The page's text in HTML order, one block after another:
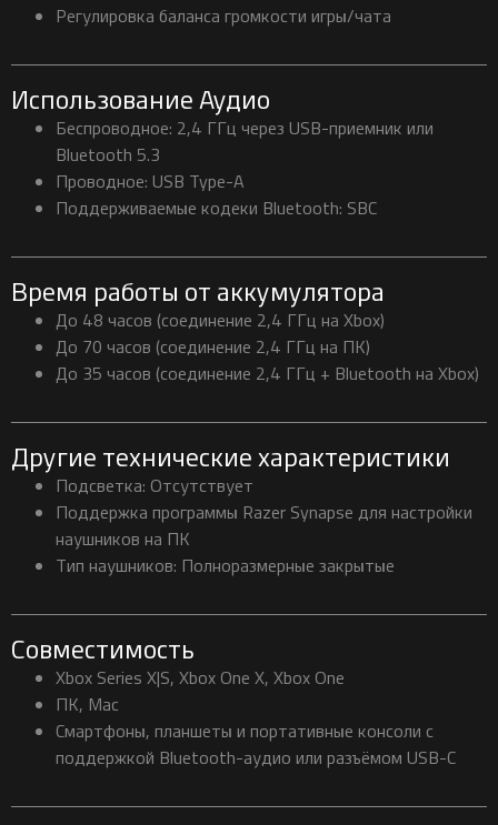
Регулировка баланса громкости игры/чата
Использование Аудио
Беспроводное: 2,4 ГГц через USB-приемник или
Bluetooth 5.3
Проводное: USB Type-A
Поддерживаемые кодеки Bluetooth: SBC
Время работы от аккумулятора
До 48 часов (соединение 2,4 ГГц на Xbox)
До 70 часов (соединение 2,4 ГГц на ПК)
До 35 часов (соединение 2,4 ГГц + Bluetooth на Xbox)
Другие технические характеристики
Подсветка: Отсутствует
Поддержка программы Razer Synapse для настройки
наушников на ПК
Тип наушников: Полноразмерные закрытые
Совместимость
Xbox Series X|S, Xbox One X, Xbox One
ПК, Mac
Смартфоны, планшеты и портативные консоли с
поддержкой Bluetooth-аудио или разъёмом USB-C